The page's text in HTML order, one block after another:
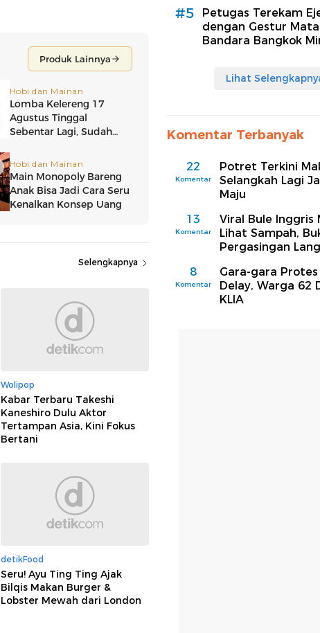
Selengkapnya
Wolipop
Kabar Terbaru Takeshi
Kaneshiro Dulu Aktor
Tertampan Asia, Kini Fokus
Bertani
detikFood
Seru! Ayu Ting Ting Ajak
Bilqis Makan Burger &
Lobster Mewah dari London
#5
Petugas Terekam
dengan Gestur
Bandara Bangkok
Lihat
Komentar Terbanyak
22
Komentar
Potret Terkini
Selangkah Lagi
Maju
13
Komentar
Viral Bule Inggris
Lihat Sampah,
Pergasingan
8
Komentar
Gara-gara
Delay, Warga 62
KLIA